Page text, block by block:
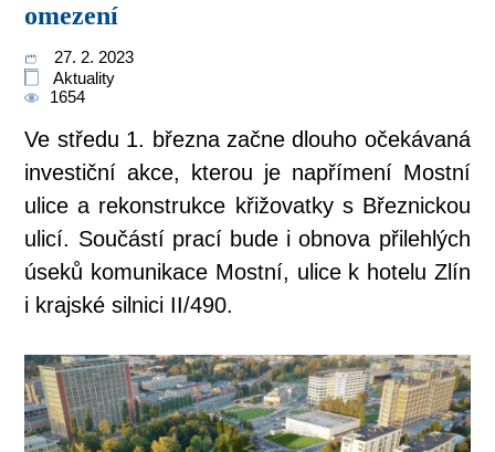
omezení
27. 2. 2023
Aktuality
1654
Ve středu 1. března začne dlouho očekávaná
investiční akce, kterou je napřímení Mostní
ulice a rekonstrukce křižovatky s Březnickou
ulicí. Součástí prací bude i obnova přilehlých
úseků komunikace Mostní, ulice k hotelu Zlín
i krajské silnici II/490.